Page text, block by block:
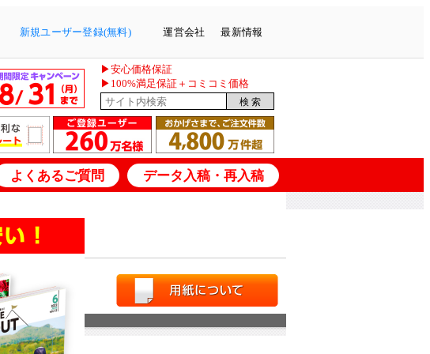
新規ユーザー登録(無料) 運営会社 最新情報
▶安心価格保証
▶100%満足保証＋コミコミ価格
よくあるご質問 データ入稿・再入稿